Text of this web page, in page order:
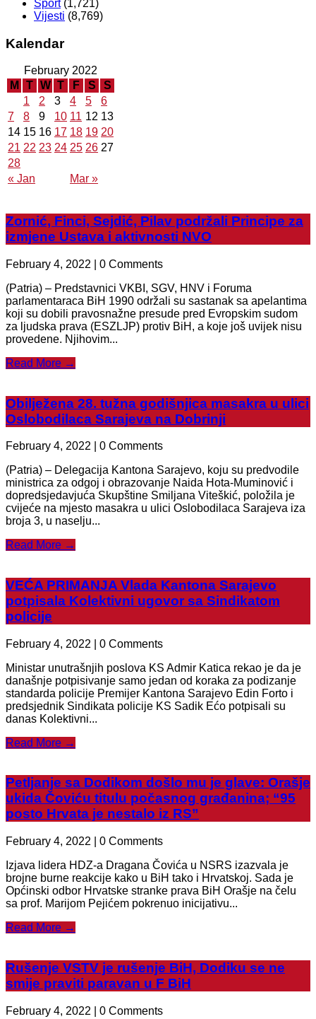
Sport(1,721)
Vijesti (8,769)
Kalendar
February 2022
M
T W T F S S
« Jan Mar »
1 2 3 4 5
6
7
8 9 10 11 12 13
14 15 16 17 18 19 20
21 22 23 24 25 26 27
28
Zornić, Finci, Sejdić, Pilav podržali Principe za
izmjene Ustava i aktivnosti NVO
February 4, 2022 | 0 Comments
(Patria) – Predstavnici VKBI, SGV, HNV i Foruma
parlamentaraca BiH 1990 održali su sastanak sa apelantima
koji su dobili pravosnažne presude pred Evropskim sudom
za ljudska prava (ESZLJP) protiv BiH, a koje još uvijek nisu
provedene. Njihovim...
Read More →
Obilježena 28. tužna godišnjica masakra u ulici
Oslobodilaca Sarajeva na Dobrinji
February 4, 2022 | 0 Comments
(Patria) – Delegacija Kantona Sarajevo, koju su predvodile
ministrica za odgoj i obrazovanje Naida Hota-Muminović i
dopredsjedavjuća Skupštine Smiljana Viteškić, položila je
cvijeće na mjesto masakra u ulici Oslobodilaca Sarajeva iza
broja 3, u naselju...
Read More →
VEĆA PRIMANJA Vlada Kantona Sarajevo
potpisala Kolektivni ugovor sa Sindikatom
policije
February 4, 2022 | 0 Comments
Ministar unutrašnjih poslova KS Admir Katica rekao je da je
današnje potpisivanje samo jedan od koraka za podizanje
standarda policije Premijer Kantona Sarajevo Edin Forto i
predsjednik Sindikata policije KS Sadik Ećo potpisali su
danas Kolektivni...
Read More →
Petljanje sa Dodikom došlo mu je glave: Orašje
ukida Čoviću titulu počasnog građanina; “95
posto Hrvata je nestalo iz RS”
February 4, 2022 | 0 Comments
Izjava lidera HDZ-a Dragana Čovića u NSRS izazvala je
brojne burne reakcije kako u BiH tako i Hrvatskoj. Sada je
Općinski odbor Hrvatske stranke prava BiH Orašje na čelu
sa prof. Marijom Pejićem pokrenuo inicijativu...
Read More →
Rušenje VSTV je rušenje BiH, Dodiku se ne
smije praviti paravan u F BiH
February 4, 2022 | 0 Comments